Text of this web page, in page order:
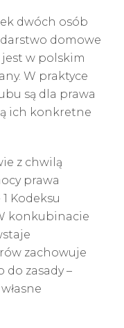
dwóch osób
domowe
jest w polskim
W praktyce
są dla prawa
ich konkretne
z chwilą
prawa
Kodeksu
konkubinacie
zachowuje
do zasady –